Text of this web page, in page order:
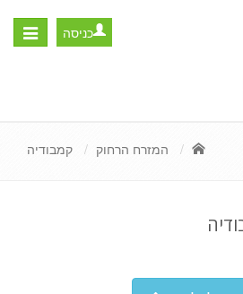
Toggle
כניסה
המזרח הרחוק קמבודיה